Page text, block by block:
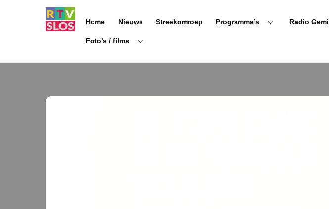
Home Nieuws Streekomroep Programma’s Radio
Foto’s / films